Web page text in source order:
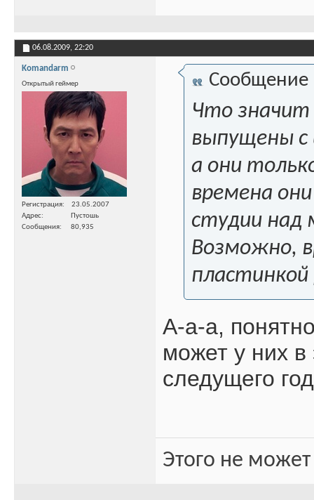
06.08.2009, 22:20
Komandarm
Открытый геймер
Регистрация
23.05.2007
Адрес
Пустошь
Сообщения
80,935
Сообщение
Что значит
выпущены с
а они
времена
студии над
Возможно,
А-а-а,
может у них в
следущего
Этого не